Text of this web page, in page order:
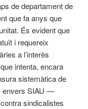
de departament de
que fa anys que
És evident que
i requereix
a l’interès
intenta, encara
sistemàtica de
envers SIAU —
sindicalistes